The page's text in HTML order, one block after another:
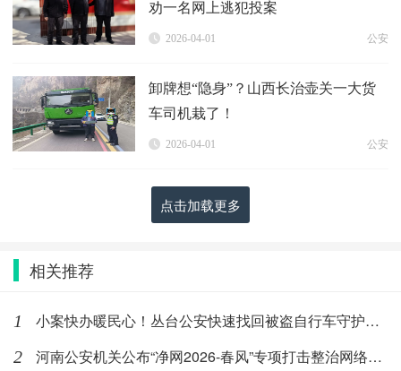
劝一名网上逃犯投案
2026-04-01 公安
卸牌想“隐身”？山西长治壶关一大货
车司机栽了！
2026-04-01 公安
点击加载更多
相关推荐
1 小案快办暖民心！丛台公安快速找回被盗自行车守护群众“身边财产
2 河南公安机关公布“净网2026-春风”专项打击整治网络谣言典